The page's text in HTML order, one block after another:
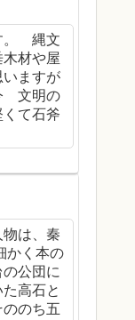
。 縄文
材や屋
ますが
文明の
て石斧
は、秦
かく本の
公団に
高石と
のち五